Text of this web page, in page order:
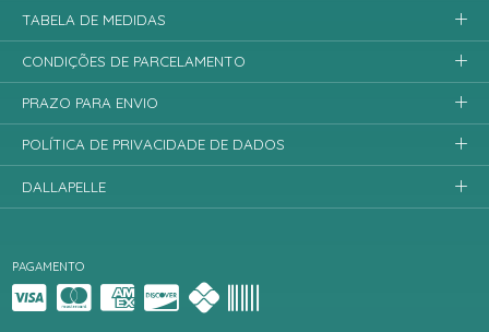
PAGAMENTO
TABELA DE MEDIDAS
CONDIÇÕES DE PARCELAMENTO
PRAZO PARA ENVIO
POLÍTICA DE PRIVACIDADE DE DADOS
DALLAPELLE